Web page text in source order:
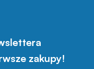
zakupy!